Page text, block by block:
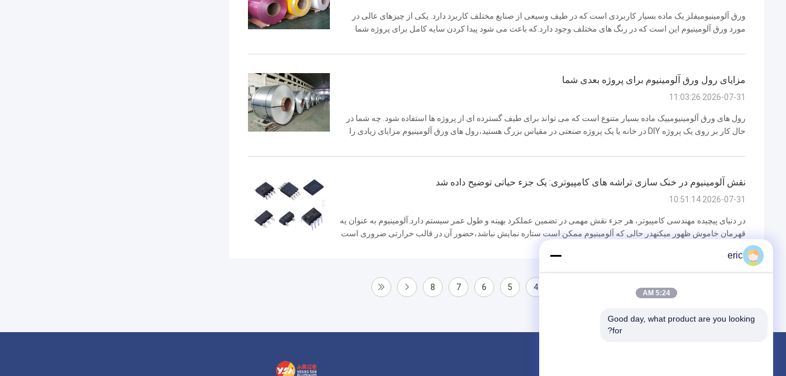
ورق آلومینیومیفلز یک ماده بسیار کاربردی است که در طیف وسیعی از صنایع مختلف کاربرد دارد. یکی از چیزهای عالی در
مورد ورق آلومینیوم این است که در رنگ های مختلف وجود دارد.که باعث می شود پیدا کردن سایه کامل برای پروژه شما
مزایای رول ورق آلومینیوم برای پروژه بعدی شما
2026-07-31 11:03:26
رول های ورق آلومینیومییک ماده بسیار متنوع است که می تواند برای طیف گسترده ای از پروژه ها استفاده شود. چه شما در
حال کار بر روی یک پروژه DIY در خانه یا یک پروژه صنعتی در مقیاس بزرگ هستید،رول های ورق آلومینیوم مزایای زیادی را
نقش آلومینیوم در خنک سازی تراشه های کامپیوتری: یک جزء حیاتی توضیح داده شد
2026-07-31 10:51:14
در دنیای پیچیده مهندسی کامپیوتر، هر جزء نقش مهمی در تضمین عملکرد بهینه و طول عمر سیستم دارد.آلومينيوم به عنوان يه
قهرمان خاموش ظهور ميکنهدر حالی که آلومینیوم ممکن است ستاره نمایش نباشد،حضور آن در قالب حرارتی ضروری است
برای حفظ دمای اجزای مهم در کامپیوتر.. درک نیاز به خنک کردن تراشه های کامپیوتری، ما...
4
5
6
7
8
eric
5:24 AM
Good day, what product are you looking
for?